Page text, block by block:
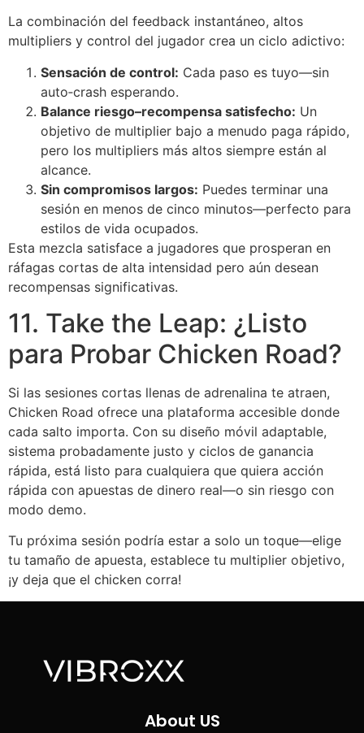
La combinación del feedback instantáneo, altos
multipliers y control del jugador crea un ciclo adictivo:
Sensación de control: Cada paso es tuyo—sin
auto‑crash esperando.
Balance riesgo–recompensa satisfecho: Un
objetivo de multiplier bajo a menudo paga rápido,
pero los multipliers más altos siempre están al
alcance.
Sin compromisos largos: Puedes terminar una
sesión en menos de cinco minutos—perfecto para
estilos de vida ocupados.
Esta mezcla satisface a jugadores que prosperan en
ráfagas cortas de alta intensidad pero aún desean
recompensas significativas.
11. Take the Leap: ¿Listo
para Probar Chicken Road?
Si las sesiones cortas llenas de adrenalina te atraen,
Chicken Road ofrece una plataforma accesible donde
cada salto importa. Con su diseño móvil adaptable,
sistema probadamente justo y ciclos de ganancia
rápida, está listo para cualquiera que quiera acción
rápida con apuestas de dinero real—o sin riesgo con
modo demo.
Tu próxima sesión podría estar a solo un toque—elige
tu tamaño de apuesta, establece tu multiplier objetivo,
¡y deja que el chicken corra!
About US